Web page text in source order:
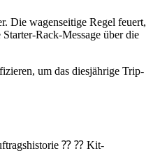
Die wagenseitige Regel feuert,
Rack-Message über die
um das diesjährige Trip-
⁇ ⁇ Kit-